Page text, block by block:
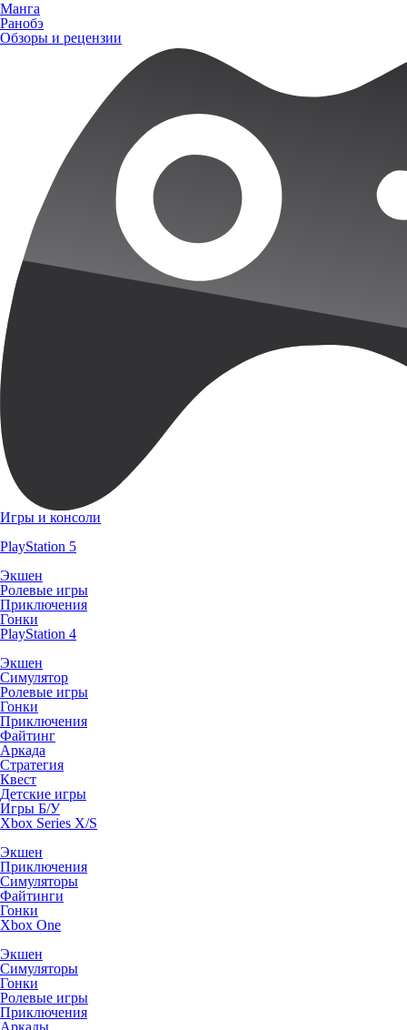
Манга
Ранобэ
Обзоры и рецензии
Игры и консоли
PlayStation 5
Экшен
Ролевые игры
Приключения
Гонки
PlayStation 4
Экшен
Симулятор
Ролевые игры
Гонки
Приключения
Файтинг
Аркада
Стратегия
Квест
Детские игры
Игры Б/У
Xbox Series X/S
Экшен
Приключения
Симуляторы
Файтинги
Гонки
Xbox One
Экшен
Симуляторы
Гонки
Ролевые игры
Приключения
Аркады